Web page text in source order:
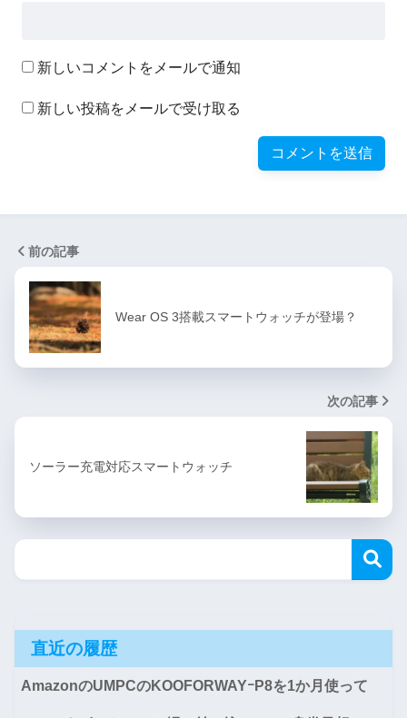
新しいコメントをメールで通知
新しい投稿をメールで受け取る
前の記事
Wear OS 3搭載スマートウォッチが登場？
次の記事
ソーラー充電対応スマートウォッチ
直近の履歴
AmazonのUMPCのKOOFORWAYｰP8を1か月使って